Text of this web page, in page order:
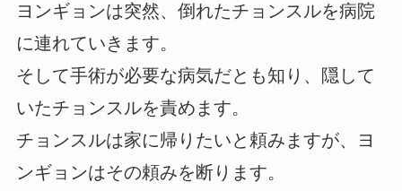
ヨンギョンは突然、倒れたチョンスルを病院
に連れていきます。
そして手術が必要な病気だとも知り、隠して
いたチョンスルを責めます。
チョンスルは家に帰りたいと頼みますが、ヨ
ンギョンはその頼みを断ります。